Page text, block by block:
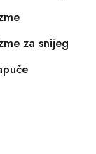
za snijeg